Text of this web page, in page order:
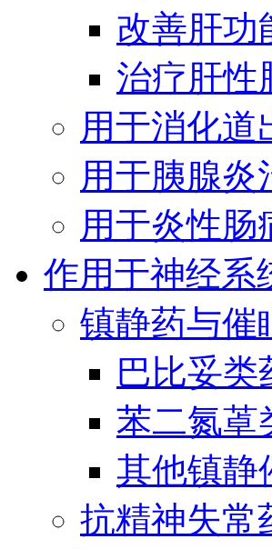
改善肝功
治疗肝性
用于消化道
用于胰腺炎
用于炎性肠
作用于神经系
镇静药与催
巴比妥类
苯二氮䓬
其他镇静
抗精神失常